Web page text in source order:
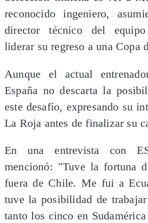
reconocido ingeniero,
director técnico del
liderar su regreso a una Copa
Aunque el actual
España no descarta la
este desafío, expresando su
La Roja antes de finalizar su
En una entrevista con
mencionó: "Tuve la fortuna
fuera de Chile. Me fui a
tuve la posibilidad de
tanto los cinco en